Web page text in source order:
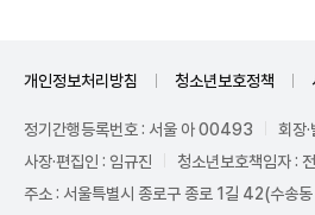
개인정보처리방침 청소년보호정책
정기간행등록번호 : 서울 아 00493
회장
사장·편집인 : 임규진
청소년보호책임자 :
주소 : 서울특별시 종로구 종로 1길 42(수송